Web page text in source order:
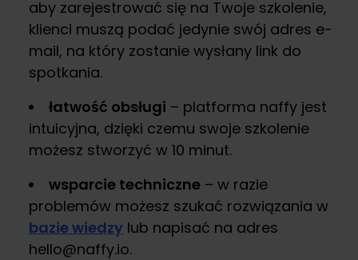
aby zarejestrować się na Twoje szkolenie,
klienci muszą podać jedynie swój adres e-
mail, na który zostanie wysłany link do
spotkania.
łatwość obsługi – platforma naffy jest
intuicyjna, dzięki czemu swoje szkolenie
możesz stworzyć w 10 minut.
wsparcie techniczne – w razie
problemów możesz szukać rozwiązania w
bazie wiedzy lub napisać na adres
hello@naffy.io.